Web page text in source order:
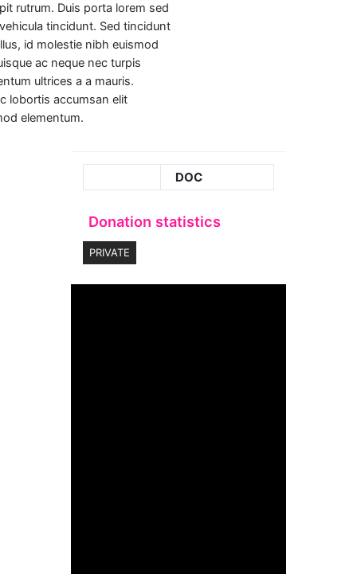
rutrum. Duis porta lorem sed
tincidunt. Sed tincidunt
id molestie nibh euismod
ac neque nec turpis
ultrices a a mauris.
lobortis accumsan elit
elementum.
DOC
Donation statistics
PRIVATE